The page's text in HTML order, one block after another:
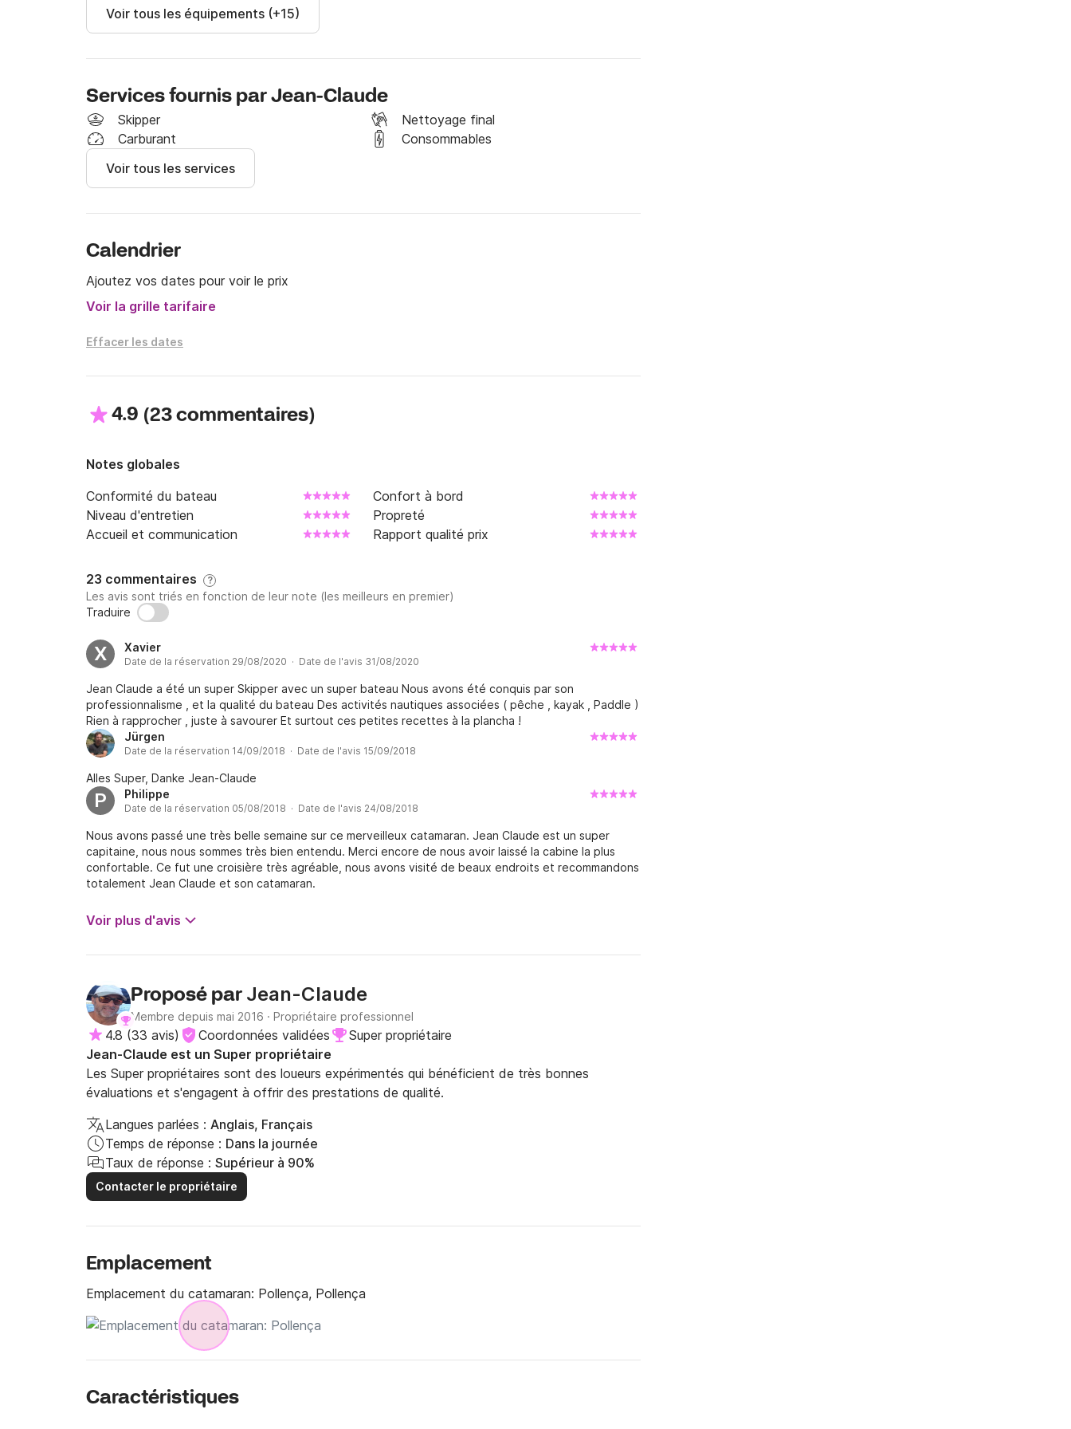
Voir tous les équipements (+15)
Services fournis par Jean-Claude
Skipper
Nettoyage final
Carburant
Consommables
Voir tous les services
Calendrier
Ajoutez vos dates pour voir le prix
Voir la grille tarifaire
Effacer les dates
4.9 (23 commentaires)
Notes globales
Conformité du bateau
Confort à bord
Niveau d'entretien
Propreté
Accueil et communication
Rapport qualité prix
23 commentaires ?
Les avis sont triés en fonction de leur note (les meilleurs en premier)
Traduire
X Xavier
Date de la réservation 29/08/2020 · Date de l'avis 31/08/2020
Jean Claude a été un super Skipper avec un super bateau Nous avons été conquis par son
professionnalisme , et la qualité du bateau Des activités nautiques associées ( pêche , kayak , Paddle )
Rien à rapprocher , juste à savourer Et surtout ces petites recettes à la plancha !
Jürgen
Date de la réservation 14/09/2018 · Date de l'avis 15/09/2018
Alles Super, Danke Jean-Claude
P Philippe
Date de la réservation 05/08/2018 · Date de l'avis 24/08/2018
Nous avons passé une très belle semaine sur ce merveilleux catamaran. Jean Claude est un super
capitaine, nous nous sommes très bien entendu. Merci encore de nous avoir laissé la cabine la plus
confortable. Ce fut une croisière très agréable, nous avons visité de beaux endroits et recommandons
totalement Jean Claude et son catamaran.
Voir plus d'avis
Proposé par Jean-Claude
Membre depuis mai 2016 · Propriétaire professionnel
4.8 (33 avis) Coordonnées validées
Super propriétaire
Jean-Claude est un Super propriétaire
Les Super propriétaires sont des loueurs expérimentés qui bénéficient de très bonnes
évaluations et s'engagent à offrir des prestations de qualité.
Langues parlées : Anglais, Français
Temps de réponse : Dans la journée
Taux de réponse : Supérieur à 90%
Contacter le propriétaire
Emplacement
Emplacement du catamaran: Pollença, Pollença
Caractéristiques